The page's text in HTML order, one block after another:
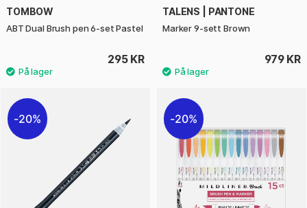
TOMBOW
ABT Dual Brush pen 6-set Pastel
295 KR
TALENS | PANTONE
Marker 9-sett Brown
979 KR
20% 20%